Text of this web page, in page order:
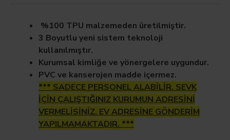
%100 TPU malzemeden üretilmiştir.
3 Boyutlu yeni sistem teknoloji
kullanılmıştır.
Kurumsal kimliğe ve yönergelere uygundur.
PVC ve kanserojen madde içermez.
*** SADECE PERSONEL ALABİLİR. SEVK
İÇİN ÇALIŞTIĞINIZ KURUMUN ADRESİNİ
VERMELİSİNİZ. EV ADRESİNE GÖNDERİM
YAPILMAMAKTADIR. ***